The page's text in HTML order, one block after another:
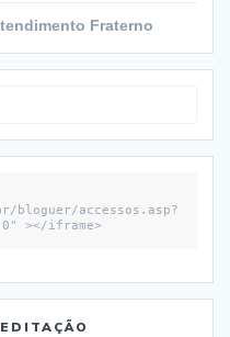
Fraterno
bloguer/accessos.asp?
></iframe>